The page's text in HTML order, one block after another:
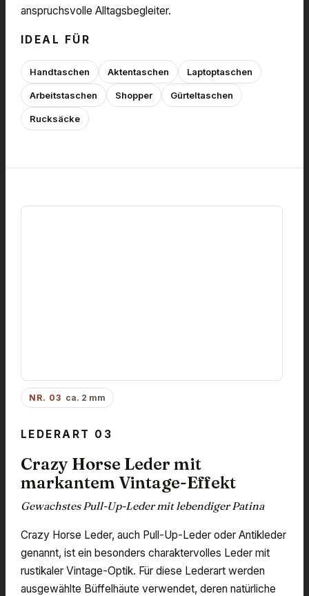
anspruchsvolle Alltagsbegleiter.
IDEAL FÜR
Handtaschen Aktentaschen Laptoptaschen
Arbeitstaschen Shopper Gürteltaschen
Rucksäcke
NR. 03 ca. 2 mm
LEDERART 03
Crazy Horse Leder mit
markantem Vintage-Effekt
Gewachstes Pull-Up-Leder mit lebendiger Patina
Crazy Horse Leder, auch Pull-Up-Leder oder Antikleder
genannt, ist ein besonders charaktervolles Leder mit
rustikaler Vintage-Optik. Für diese Lederart werden
ausgewählte Büffelhäute verwendet, deren natürliche